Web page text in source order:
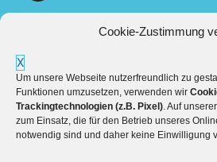
Cookie-Zustimmung
X
Um unsere Webseite nutzerfreundlich zu
Funktionen umzusetzen, verwenden wir
Trackingtechnologien (z.B. Pixel). Auf
zum Einsatz, die für den Betrieb unseres
notwendig sind und daher keine Einwilligung